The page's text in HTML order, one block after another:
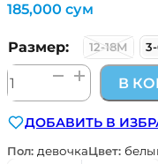
185,000 сум
Размер: 12-18М
Количество
товара
В
ДОБАВИТЬ В
Пол: девочкаЦвет: